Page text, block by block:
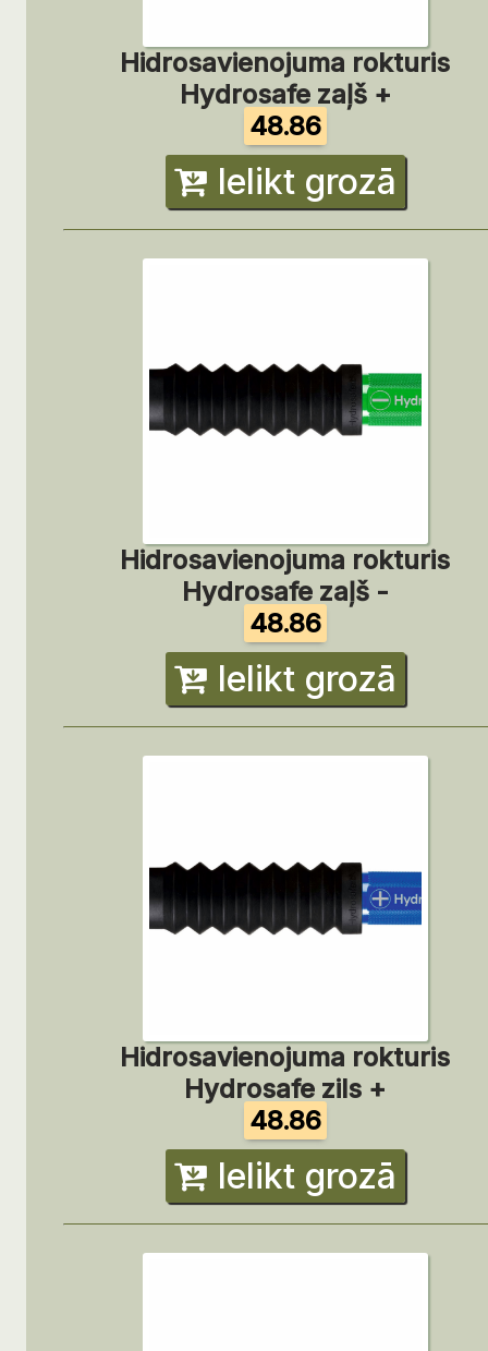
Hidrosavienojuma rokturis
Hydrosafe zaļš +
48.86
Ielikt grozā
Hidrosavienojuma rokturis
Hydrosafe zaļš -
48.86
Ielikt grozā
Hidrosavienojuma rokturis
Hydrosafe zils +
48.86
Ielikt grozā